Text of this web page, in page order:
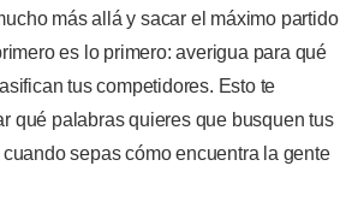
más allá y sacar el máximo partido
es lo primero: averigua para qué
tus competidores. Esto te
qué palabras quieres que busquen tus
sepas cómo encuentra la gente